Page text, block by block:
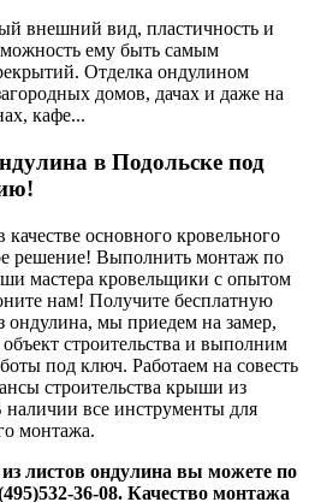
внешний вид, пластичность и
ему быть самым
Отделка ондулином
домов, дачах и даже на
кафе...
в Подольске под
основного кровельного
решение! Выполнить монтаж по
мастера кровельщики с опытом
нам! Получите бесплатную
ондулина, мы приедем на замер,
строительства и выполним
под ключ. Работаем на совесть
строительства крыши из
наличии все инструменты для
монтажа.
листов ондулина вы можете по
36-08. Качество монтажа